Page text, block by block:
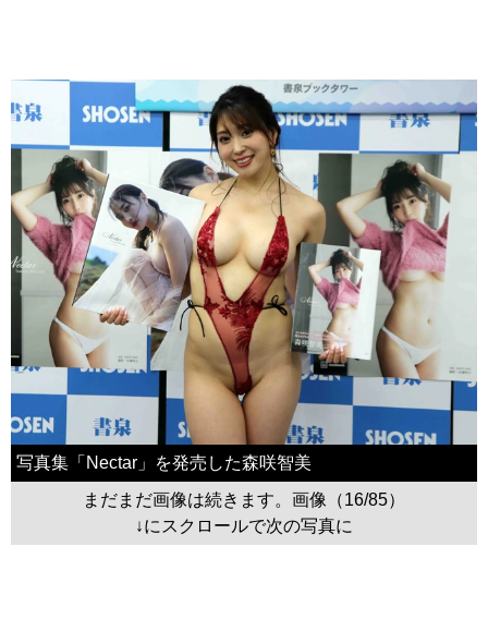
写真集「Nectar」を発売した森咲智美
まだまだ画像は続きます。画像（16/85）
↓にスクロールで次の写真に